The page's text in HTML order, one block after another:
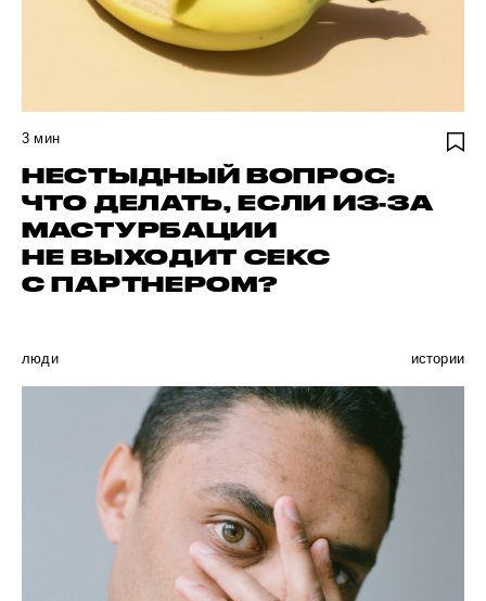
3 мин
НЕСТЫДНЫЙ ВОПРОС:
ЧТО ДЕЛАТЬ, ЕСЛИ ИЗ-ЗА
МАСТУРБАЦИИ
НЕ ВЫХОДИТ СЕКС
С ПАРТНЕРОМ?
люди истории